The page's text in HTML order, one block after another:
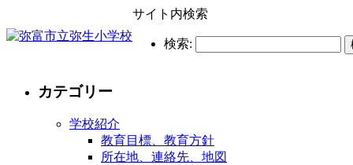
サイト内検索
検索:
カテゴリー
学校紹介
教育目標、教育方針
所在地、連絡先、地図